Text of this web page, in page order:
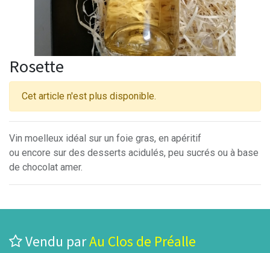
Rosette
Cet article n'est plus disponible.
Vin moelleux idéal sur un foie gras, en apéritif
ou encore sur des desserts acidulés, peu sucrés ou à base
de chocolat amer.
Vendu parAu Clos de Préalle